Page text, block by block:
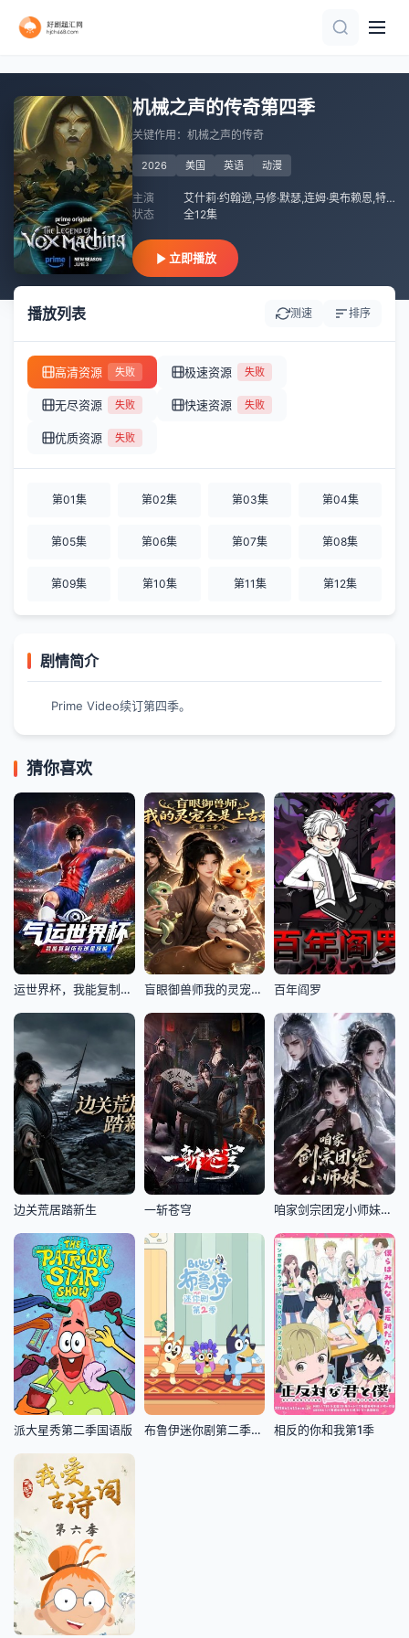
机械之声的传奇第四季
关键作用：机械之声的传奇
2026 美国 英语 动漫
主演
艾什莉·约翰逊,马修·默瑟,连姆·奥布赖恩,特拉维斯·威林厄姆,萨姆·里格尔,塔利辛·贾夫,劳拉·贝利,玛丽莎·蕾
状态
全12集
立即播放
播放列表 测速 排序
高清资源 失败 极速资源 失败
无尽资源 失败 快速资源 失败
优质资源 失败
第01集 第02集 第03集 第04集
第05集 第06集 第07集 第08集
第09集 第10集 第11集 第12集
剧情简介
Prime Video续订第四季。
猜你喜欢
更新至15集
运世界杯，我能复制所有球星技能
第109集完结
盲眼御兽师我的灵宠全是上古神第三季
第9集
百年阎罗
第51集完结
边关荒居踏新生
连载中 连载到3集
一斩苍穹
第6集完结
咱家剑宗团宠小师妹第一季
第11集完结
派大星秀第二季国语版
第4集
布鲁伊迷你剧第二季(英文版)
全12集
相反的你和我第1季
第20集完结